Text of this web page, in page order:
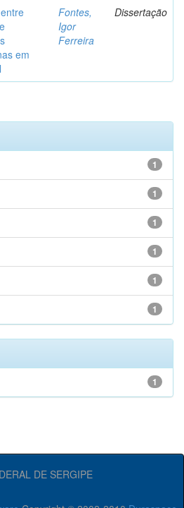
em
Fontes,
Igor
Ferreira
Dissertação
1
1
1
1
1
1
1
DE SERGIPE